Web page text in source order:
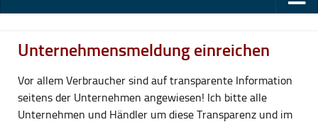
Unternehmensmeldung einreichen
Vor allem Verbraucher sind auf transparente Information
seitens der Unternehmen angewiesen! Ich bitte alle
Unternehmen und Händler um diese Transparenz und im